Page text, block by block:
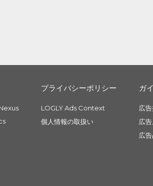
プライバシーポリシー
LOGLY Ads Context
個人情報の取扱い
ガ
広
広
広